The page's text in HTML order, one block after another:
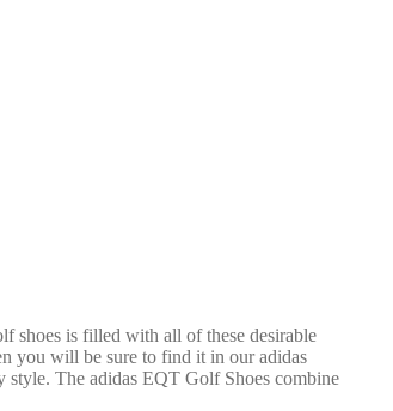
shoes is filled with all of these desirable
you will be sure to find it in our adidas
The adidas EQT Golf Shoes combine